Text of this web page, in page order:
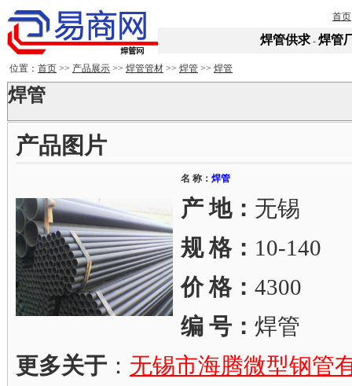
首页
焊管供求- 焊管
位置： 首页 >> 产品展示 >> 焊管管材 >> 焊管 >> 焊管
焊管
产品图片
名 称： 焊管
产 地： 无锡
规 格： 10-140
价 格： 4300
编 号： 焊管
更多关于 ： 无锡市海腾微型钢管